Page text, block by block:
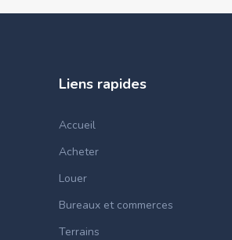
Liens rapides
Accueil
Acheter
Louer
Bureaux et commerces
Terrains